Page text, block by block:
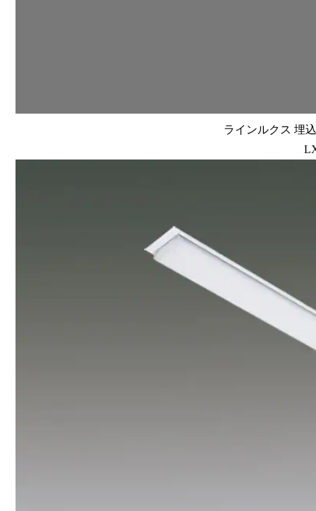
ラインルクス 埋